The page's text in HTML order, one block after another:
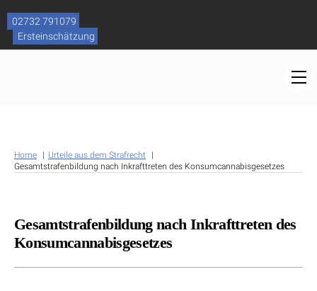
content
02732 791079
Ersteinschätzung
Home
Urteile aus dem Strafrecht
Gesamtstrafenbildung nach Inkrafttreten des Konsumcannabisgesetzes
Gesamtstrafenbildung nach Inkrafttreten des
Konsumcannabisgesetzes